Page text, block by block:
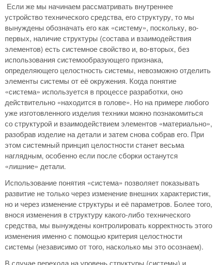
Если же мы начинаем рассматривать внутреннее
устройство технического средства, его структуру, то мы
вынуждены обозначать его как «систему», поскольку, во-
первых, наличие структуры (состава и взаимодействия
элементов) есть системное свойство и, во-вторых, без
использования системообразующего признака,
определяющего целостность системы, невозможно отделить
элементы системы от её окружения. Когда понятие
«система» используется в процессе разработки, оно
действительно «находится в голове». Но на примере любого
уже изготовленного изделия техники можно познакомиться
со структурой и взаимодействием элементов «материально»,
разобрав изделие на детали и затем снова собрав его. При
этом системный принцип целостности станет весьма
наглядным, особенно если после сборки останутся
«лишние» детали.
Использование понятия «система» позволяет показывать
развитие не только через изменение внешних характеристик,
но и через изменение структуры и её параметров. Более того,
внося изменения в структуру какого-либо технического
средства, мы вынуждены контролировать корректность этого
изменения именно с помощью критерия целостности
системы (независимо от того, насколько мы это осознаем).
В случае перехода на уровень структуры (системы) и